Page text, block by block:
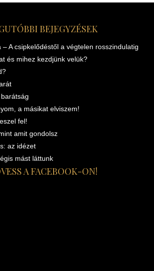
BEJEGYZÉSEK
– A csipkelődéstől a végtelen rosszindulatig
és mihez kezdjünk velük?
a másikat elviszem!
fel!
amit gondolsz
az idézet
mást láttunk
A FACEBOOK-ON!